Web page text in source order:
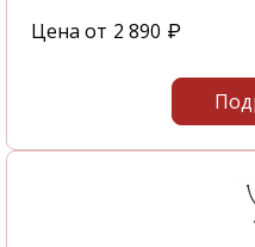
Цена от 2 890 ₽